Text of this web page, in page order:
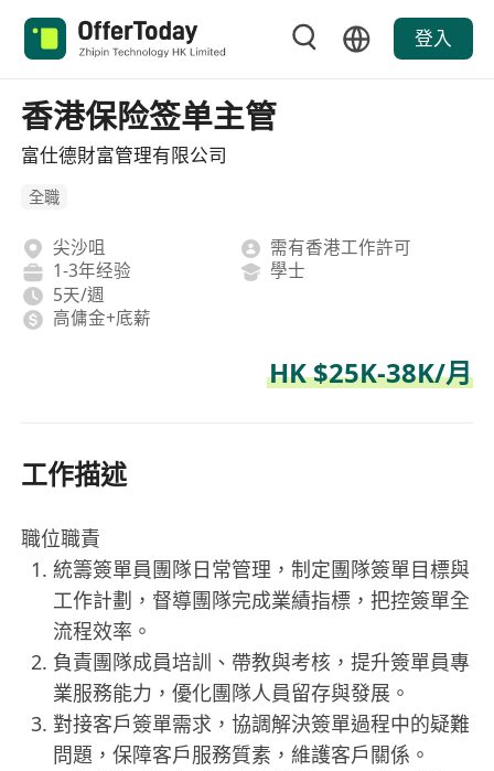
登入
香港保险签单主管
富仕德財富管理有限公司
全職
尖沙咀
需有香港工作許可
1-3年经验
學士
5天/週
高傭金+底薪
HK $25K-38K/月
工作描述
職位職責
統籌簽單員團隊日常管理，制定團隊簽單目標與
工作計劃，督導團隊完成業績指標，把控簽單全
流程效率。
負責團隊成員培訓、帶教與考核，提升簽單員專
業服務能力，優化團隊人員留存與發展。
對接客戶簽單需求，協調解決簽單過程中的疑難
問題，保障客戶服務質素，維護客戶關係。